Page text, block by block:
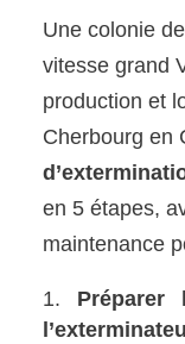
Une colonie
vitesse grand
production et
Cherbourg en
en 5 étapes,
maintenance
Préparer